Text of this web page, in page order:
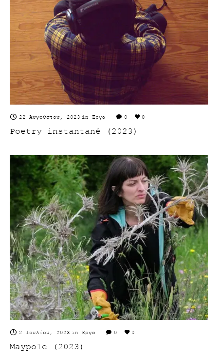
22 Αυγούστου, 2023 in Έργα 0 0
Poetry instantané (2023)
2 Ιουλίου, 2023 in Έργα 0 0
Maypole (2023)